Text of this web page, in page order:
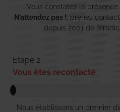
Vous constatez la
N’attendez pas ! , prenez
depuis 2001 de
Etape 2 :
Vous êtes recontacté
Nous établissons un premier